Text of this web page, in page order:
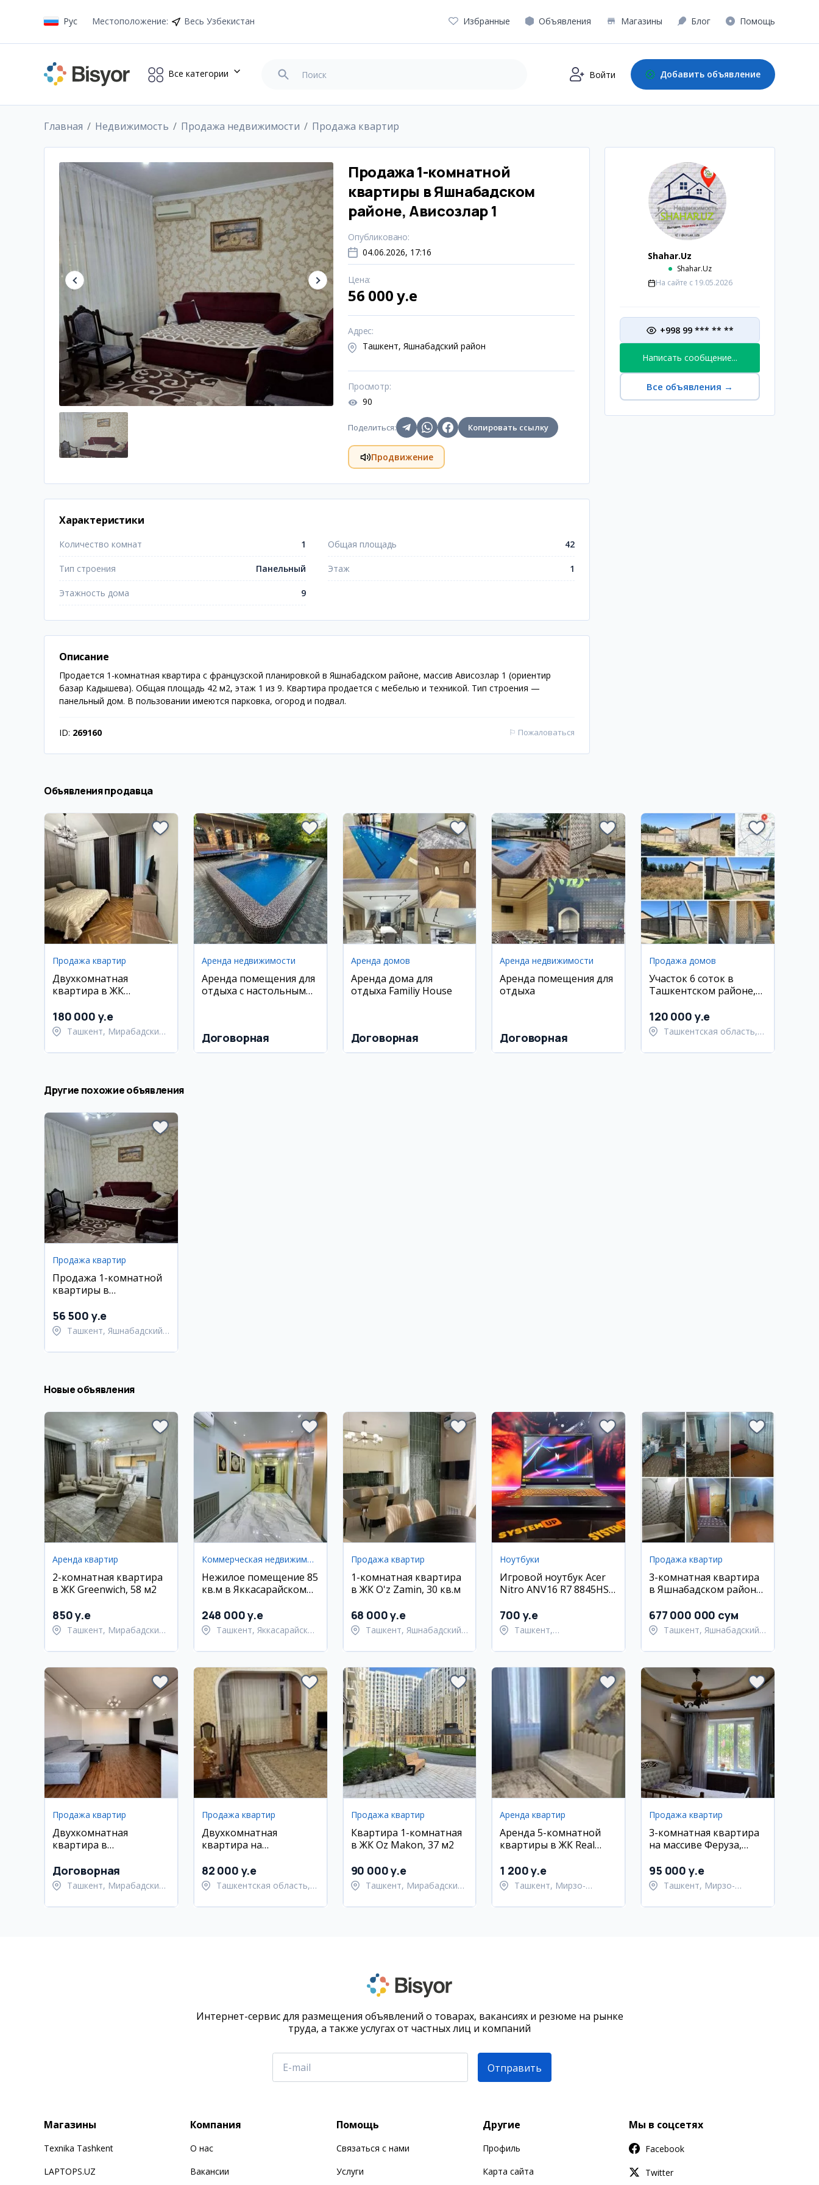
Рус Местоположение: Весь Узбекистан Избранные Объявления Магазины Блог Помощь
Все категории Войти Добавить объявление
Главная Недвижимость Продажа недвижимости Продажа квартир
Продажа 1-комнатной
квартиры в Яшнабадском
районе, Ависозлар 1
Опубликовано:
04.06.2026, 17:16
Цена:
56 000 y.e
Адрес:
Ташкент, Яшнабадский район
Просмотр:
90
Поделиться: Копировать ссылку
Продвижение
Характеристики
Количество комнат 1 Общая площадь 42
Тип строения Панельный Этаж 1
Этажность дома 9
Описание
Продается 1-комнатная квартира с французской планировкой в Яшнабадском районе, массив Ависозлар 1 (ориентир
базар Кадышева). Общая площадь 42 м2, этаж 1 из 9. Квартира продается с мебелью и техникой. Тип строения —
панельный дом. В пользовании имеются парковка, огород и подвал.
ID: 269160 ⚐ Пожаловаться
Shahar.Uz
Shahar.Uz
На сайте с 19.05.2026
+998 99 *** ** **
Написать сообщение...
Все объявления →
Объявления продавца
Продажа квартир
Двухкомнатная
квартира в ЖК
180 000 y.e
Ташкент, Мирабадский
Аренда недвижимости
Аренда помещения для
отдыха с настольным
Договорная
Аренда домов
Аренда дома для
отдыха Familiy House
Договорная
Аренда недвижимости
Аренда помещения для
отдыха
Договорная
Продажа домов
Участок 6 соток в
Ташкентском районе,
120 000 y.e
Ташкентская область,
Другие похожие объявления
Продажа квартир
Продажа 1-комнатной
квартиры в
Ависозлар 1
56 500 y.e
Ташкент, Яшнабадский
Новые объявления
Аренда квартир
2-комнатная квартира
в ЖК Greenwich, 58 м2
850 y.e
Ташкент, Мирабадский
Коммерческая недвижимость
Нежилое помещение 85
кв.м в Яккасарайском
248 000 y.e
Ташкент, Яккасарайский
Продажа квартир
1-комнатная квартира
в ЖК O'z Zamin, 30 кв.м
68 000 y.e
Ташкент, Яшнабадский
Ноутбуки
Игровой ноутбук Acer
Nitro ANV16 R7 8845HS
700 y.e
Ташкент,
Продажа квартир
3-комнатная квартира
в Яшнабадском районе,
677 000 000 сум
Ташкент, Яшнабадский
Продажа квартир
Двухкомнатная
квартира в
Договорная
Ташкент, Мирабадский
Продажа квартир
Двухкомнатная
квартира на
Риёзий
82 000 y.e
Ташкентская область,
Продажа квартир
Квартира 1-комнатная
в ЖК Oz Makon, 37 м2
90 000 y.e
Ташкент, Мирабадский
Аренда квартир
Аренда 5-комнатной
квартиры в ЖК Real
1 200 y.e
Ташкент, Мирзо-
Продажа квартир
3-комнатная квартира
на массиве Феруза,
район
95 000 y.e
Ташкент, Мирзо-
Интернет-сервис для размещения объявлений о товарах, вакансиях и резюме на рынке
труда, а также услугах от частных лиц и компаний
Отправить
Магазины
Texnika Tashkent
LAPTOPS.UZ
Компания
О нас
Вакансии
Помощь
Связаться с нами
Услуги
Другие
Профиль
Карта сайта
Мы в соцсетях
Facebook
Twitter